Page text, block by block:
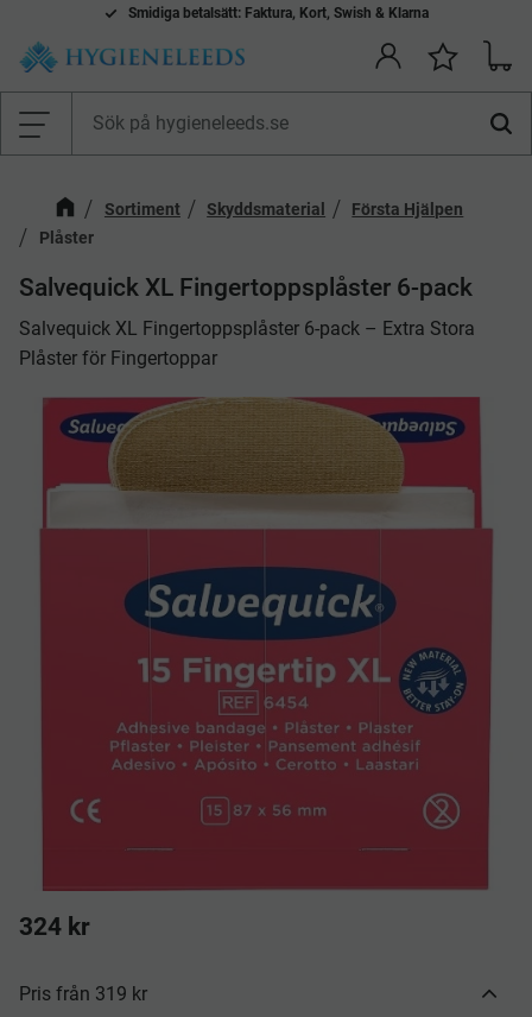
Meny
Smidiga betalsätt: Faktura, Kort, Swish & Klarna
Sortiment Skyddsmaterial
Första Hjälpen
Plåster
Salvequick XL Fingertoppsplåster 6-pack
Salvequick XL Fingertoppsplåster 6-pack – Extra Stora
Plåster för Fingertoppar
324 kr
Pris från 319 kr